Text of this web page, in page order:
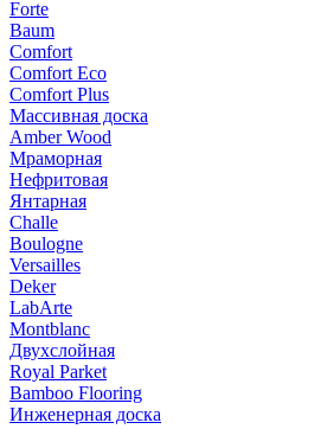
Forte
Baum
Comfort
Comfort Eco
Comfort Plus
Массивная доска
Amber Wood
Мраморная
Нефритовая
Янтарная
Challe
Boulogne
Versailles
Deker
LabArte
Montblanc
Двухслойная
Royal Parket
Bamboo Flooring
Инженерная доска